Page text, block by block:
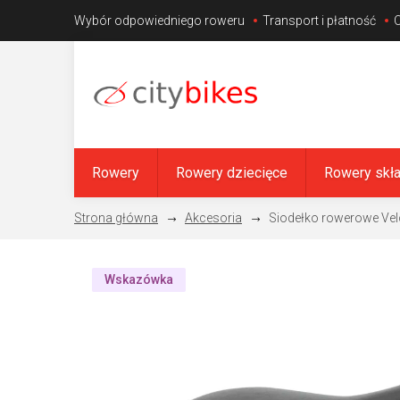
treści
Wybór odpowiedniego roweru Transport i płatność
Rowery Rowery dziecięce Rowery
Akcesoria Siodełko rowerowe
Wskazówka